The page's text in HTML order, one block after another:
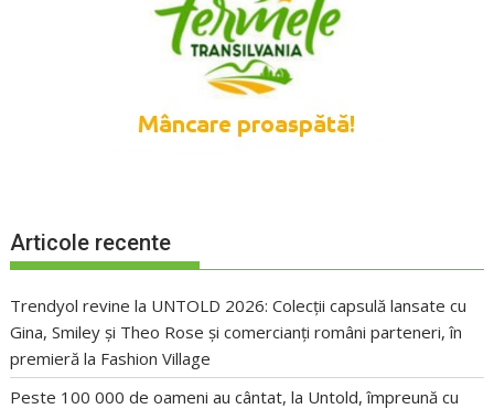
Articole recente
Trendyol revine la UNTOLD 2026: Colecții capsulă lansate cu
Gina, Smiley și Theo Rose și comercianți români parteneri, în
premieră la Fashion Village
Peste 100 000 de oameni au cântat, la Untold, împreună cu